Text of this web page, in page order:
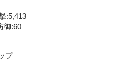
:5,413
御:60
プ